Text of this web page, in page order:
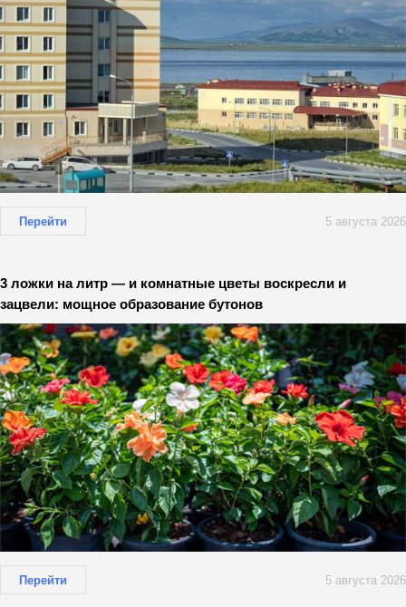
Перейти 5 августа 2026
3 ложки на литр — и комнатные цветы воскресли и
зацвели: мощное образование бутонов
Перейти 5 августа 2026